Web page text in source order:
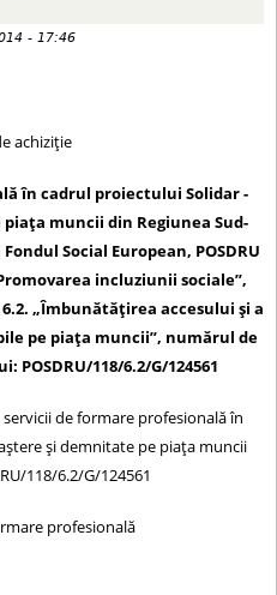
c
u
r
t
- 17:46
achiziție
în cadrul proiectului Solidar -
muncii din Regiunea Sud-
Social European, POSDRU
incluziunii sociale”,
„Îmbunătăţirea accesului şi a
pe piaţa muncii”, numărul de
POSDRU/118/6.2/G/124561
servicii de formare profesională în
și demnitate pe piața muncii
118/6.2/G/124561
profesională